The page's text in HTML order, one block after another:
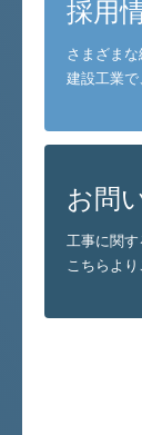
採用
さまざまな
建設工業で
お問
工事に関す
こちらより